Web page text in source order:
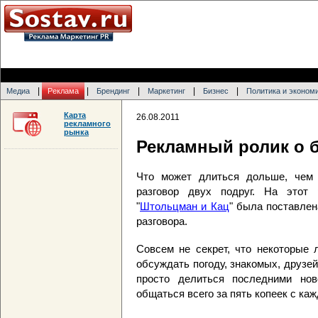
Медиа Реклама Брендинг Маркетинг Бизнес Политика и
26.08.2011
Рекламный ролик о
Что может длиться дольше, чем
разговор двух подруг. На этот
"Штольцман и Кац" была
разговора.
Совсем не секрет, что некоторые
обсуждать погоду, знакомых,
просто делиться последними
общаться всего за пять копеек с
Карта
рекламного
рынка